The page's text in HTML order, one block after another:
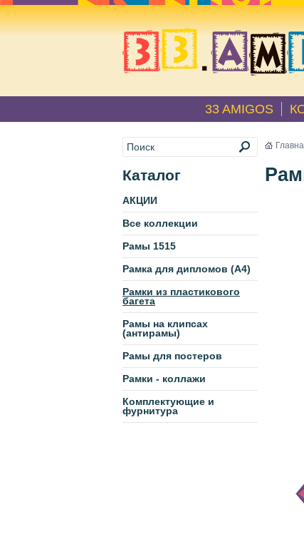
33 AMIGOS
Каталог
АКЦИИ
Все коллекции
Рамы 1515
Рамка для дипломов (А4)
Рамки из пластикового
багета
Рамы на клипсах
(антирамы)
Рамы для постеров
Рамки - коллажи
Комплектующие и
фурнитура